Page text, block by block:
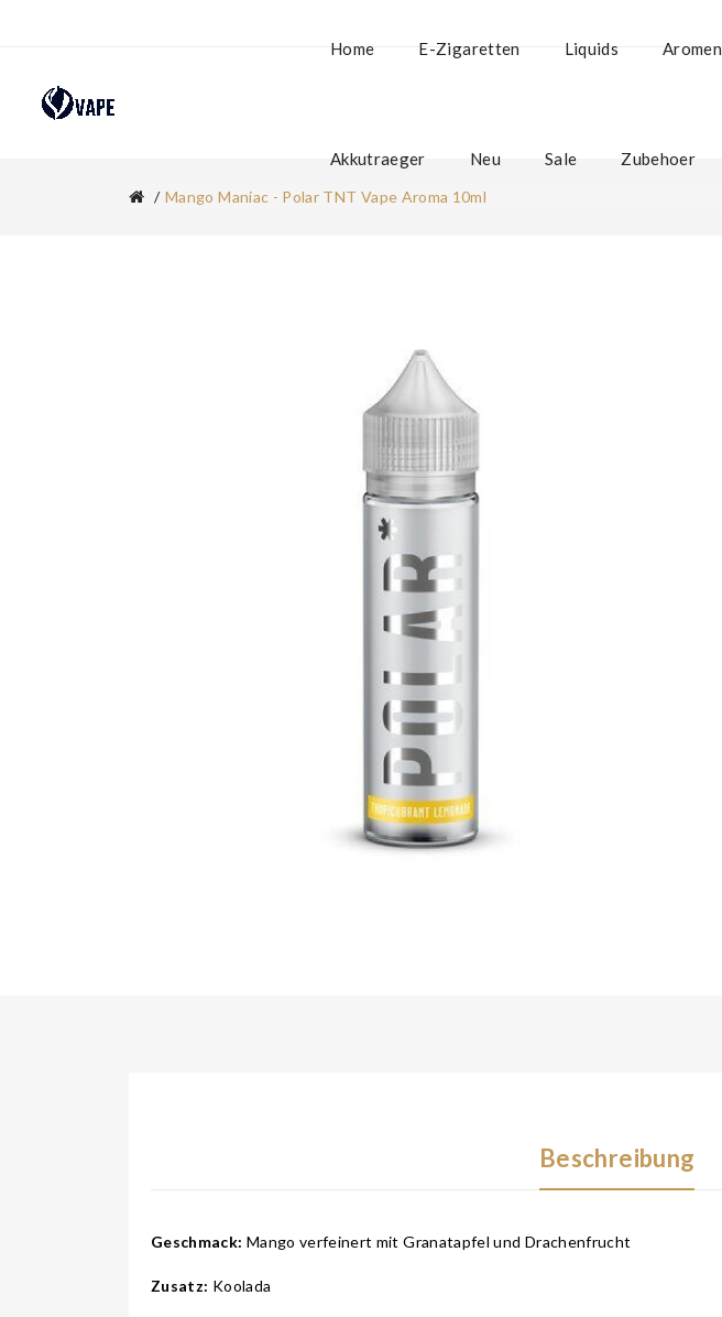
Home E-Zigaretten Liquids Aromen
Akkutraeger Neu Sale Zubehoer
Mango Maniac - Polar TNT Vape Aroma 10ml
Beschreibung
Geschmack: Mango verfeinert mit Granatapfel und Drachenfrucht
Zusatz: Koolada